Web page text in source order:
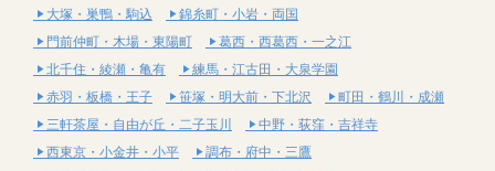
大塚・巣鴨・駒込
錦糸町・小岩・両国
門前仲町・木場・東陽町
葛西・西葛西・一之江
北千住・綾瀬・亀有
練馬・江古田・大泉学園
赤羽・板橋・王子
笹塚・明大前・下北沢
町田・鶴川・成瀬
三軒茶屋・自由が丘・二子玉川
中野・荻窪・吉祥寺
西東京・小金井・小平
調布・府中・三鷹